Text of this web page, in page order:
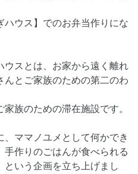
ウス】でのお弁当作りにな
ウスとは、お家から遠く離れ
んとご家族のための第二のわ
族のための滞在施設です。
ママノユメとして何かでき
作りのごはんが食べられる
という企画を立ち上げまし